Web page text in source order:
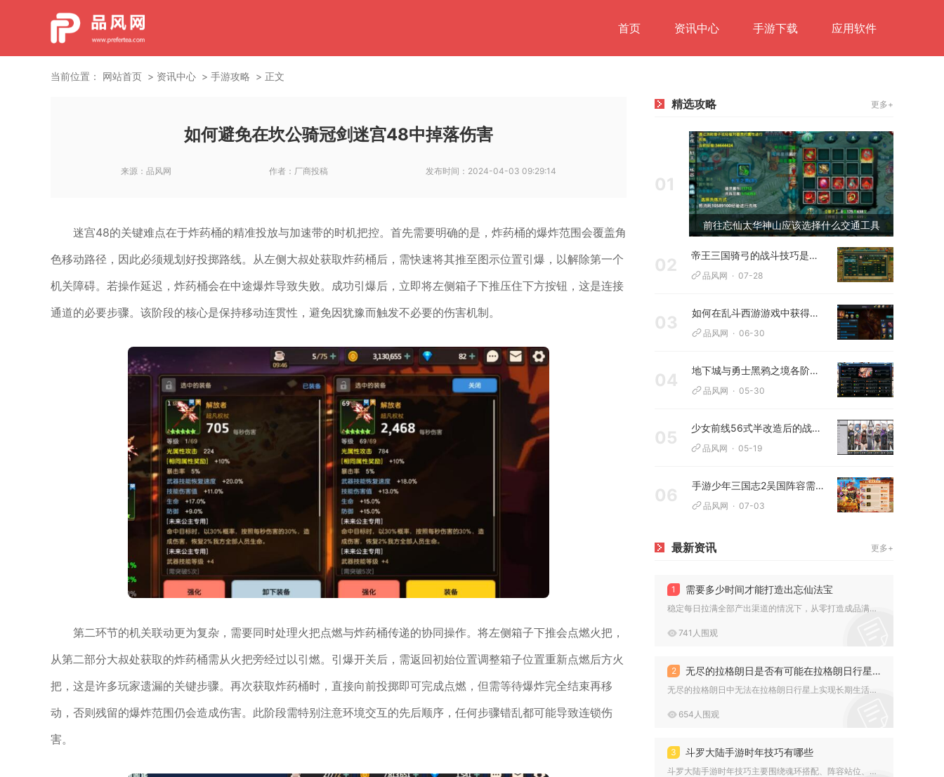
首页 资讯中心 手游下载 应用软件
当前位置： 网站首页 资讯中心 手游攻略 正文
如何避免在坎公骑冠剑迷宫48中掉落伤害
来源： 品风网 作者： 厂商投稿 发布时间： 2024-04-03 09:29:14
迷宫48的关键难点在于炸药桶的精准投放与加速带的时机把控。首先需要明确的是，炸药桶的爆炸范围会覆盖角
色移动路径，因此必须规划好投掷路线。从左侧大叔处获取炸药桶后，需快速将其推至图示位置引爆，以解除第一个
机关障碍。若操作延迟，炸药桶会在中途爆炸导致失败。成功引爆后，立即将左侧箱子下推压住下方按钮，这是连接
通道的必要步骤。该阶段的核心是保持移动连贯性，避免因犹豫而触发不必要的伤害机制。
第二环节的机关联动更为复杂，需要同时处理火把点燃与炸药桶传递的协同操作。将左侧箱子下推会点燃火把，
从第二部分大叔处获取的炸药桶需从火把旁经过以引燃。引爆开关后，需返回初始位置调整箱子位置重新点燃后方火
把，这是许多玩家遗漏的关键步骤。再次获取炸药桶时，直接向前投掷即可完成点燃，但需等待爆炸完全结束再移
动，否则残留的爆炸范围仍会造成伤害。此阶段需特别注意环境交互的先后顺序，任何步骤错乱都可能导致连锁伤
害。
精选攻略 更多+
01
前往忘仙太华神山应该选择什么交通工具
02 帝王三国骑弓的战斗技巧是什么
品风网 07-28
03 如何在乱斗西游游戏中获得新英雄通天的资格
品风网 06-30
04 地下城与勇士黑鸦之境各阶段奖励有哪些难度区别
品风网 05-30
05 少女前线56式半改造后的战力提升了吗
品风网 05-19
06 手游少年三国志2吴国阵容需要特别注意哪些克制关系
品风网 07-03
最新资讯 更多+
1 需要多少时间才能打造出忘仙法宝
稳定每日拉满全部产出渠道的情况下，从零打造成品满配橙色毕业法...
741人围观
2 无尽的拉格朗日是否有可能在拉格朗日行星上生活
无尽的拉格朗日中无法在拉格朗日行星上实现长期生活，仅能开展临...
654人围观
3 斗罗大陆手游时年技巧有哪些
斗罗大陆手游时年技巧主要围绕魂环搭配、阵容站位、幻境通关、P...